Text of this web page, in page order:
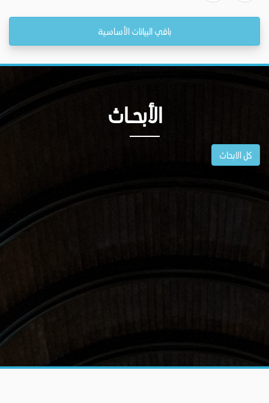
باقي البيانات الأساسية
الأبحــاث
كل الابحاث